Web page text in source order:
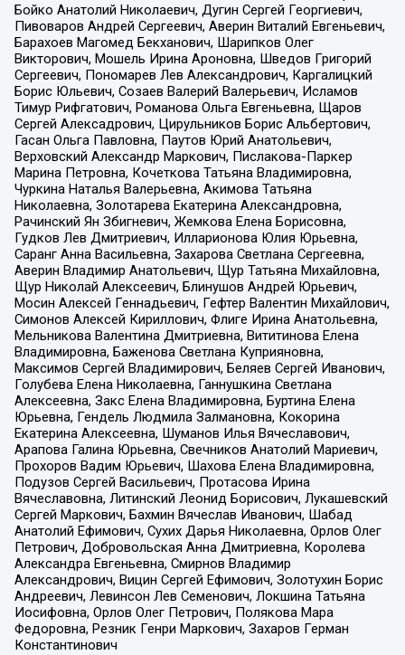
Бойко Анатолий Николаевич, Дугин Сергей Георгиевич,
Пивоваров Андрей Сергеевич, Аверин Виталий Евгеньевич,
Барахоев Магомед Бекханович, Шарипков Олег
Викторович, Мошель Ирина Ароновна, Шведов Григорий
Сергеевич, Пономарев Лев Александрович, Каргалицкий
Борис Юльевич, Созаев Валерий Валерьевич, Исламов
Тимур Рифгатович, Романова Ольга Евгеньевна, Щаров
Сергей Алексадрович, Цирульников Борис Альбертович,
Гасан Ольга Павловна, Паутов Юрий Анатольевич,
Верховский Александр Маркович, Пислакова-Паркер
Марина Петровна, Кочеткова Татьяна Владимировна,
Чуркина Наталья Валерьевна, Акимова Татьяна
Николаевна, Золотарева Екатерина Александровна,
Рачинский Ян Збигневич, Жемкова Елена Борисовна,
Гудков Лев Дмитриевич, Илларионова Юлия Юрьевна,
Саранг Анна Васильевна, Захарова Светлана Сергеевна,
Аверин Владимир Анатольевич, Щур Татьяна Михайловна,
Щур Николай Алексеевич, Блинушов Андрей Юрьевич,
Мосин Алексей Геннадьевич, Гефтер Валентин Михайлович,
Симонов Алексей Кириллович, Флиге Ирина Анатольевна,
Мельникова Валентина Дмитриевна, Вититинова Елена
Владимировна, Баженова Светлана Куприяновна,
Максимов Сергей Владимирович, Беляев Сергей Иванович,
Голубева Елена Николаевна, Ганнушкина Светлана
Алексеевна, Закс Елена Владимировна, Буртина Елена
Юрьевна, Гендель Людмила Залмановна, Кокорина
Екатерина Алексеевна, Шуманов Илья Вячеславович,
Арапова Галина Юрьевна, Свечников Анатолий Мариевич,
Прохоров Вадим Юрьевич, Шахова Елена Владимировна,
Подузов Сергей Васильевич, Протасова Ирина
Вячеславовна, Литинский Леонид Борисович, Лукашевский
Сергей Маркович, Бахмин Вячеслав Иванович, Шабад
Анатолий Ефимович, Сухих Дарья Николаевна, Орлов Олег
Петрович, Добровольская Анна Дмитриевна, Королева
Александра Евгеньевна, Смирнов Владимир
Александрович, Вицин Сергей Ефимович, Золотухин Борис
Андреевич, Левинсон Лев Семенович, Локшина Татьяна
Иосифовна, Орлов Олег Петрович, Полякова Мара
Федоровна, Резник Генри Маркович, Захаров Герман
Константинович